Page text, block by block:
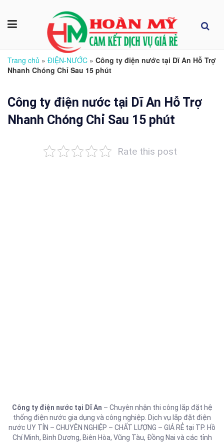
Trang chủ » ĐIỆN-NƯỚC » Công ty điện nước tại Dĩ An Hỗ Trợ
Nhanh Chóng Chỉ Sau 15 phút
Công ty điện nước tại Dĩ An Hỗ Trợ
Nhanh Chóng Chỉ Sau 15 phút
Rate this post
Công ty điện nước tại Dĩ An – Chuyên nhận thi công lắp đặt hệ
thống điện nước gia dụng và công nghiệp. Dịch vụ lắp đặt điện
nước UY TÍN – CHUYÊN NGHIỆP – CHẤT LƯỢNG – GIÁ RẺ tại TP. Hồ
Chí Minh, Bình Dương, Biên Hòa, Vũng Tàu, Đồng Nai và các tỉnh